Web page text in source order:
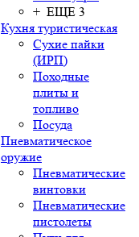
+ ЕЩЕ 3
Кухня туристическая
Сухие пайки
(ИРП)
Походные
плиты и
топливо
Посуда
Пневматическое
оружие
Пневматические
винтовки
Пневматические
пистолеты